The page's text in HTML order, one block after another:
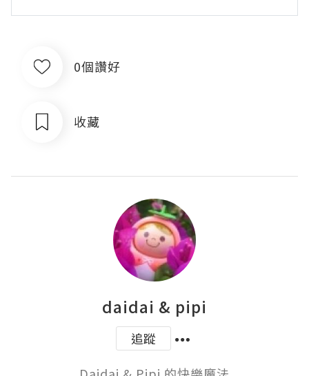
0個讚好
收藏
daidai & pipi
追蹤